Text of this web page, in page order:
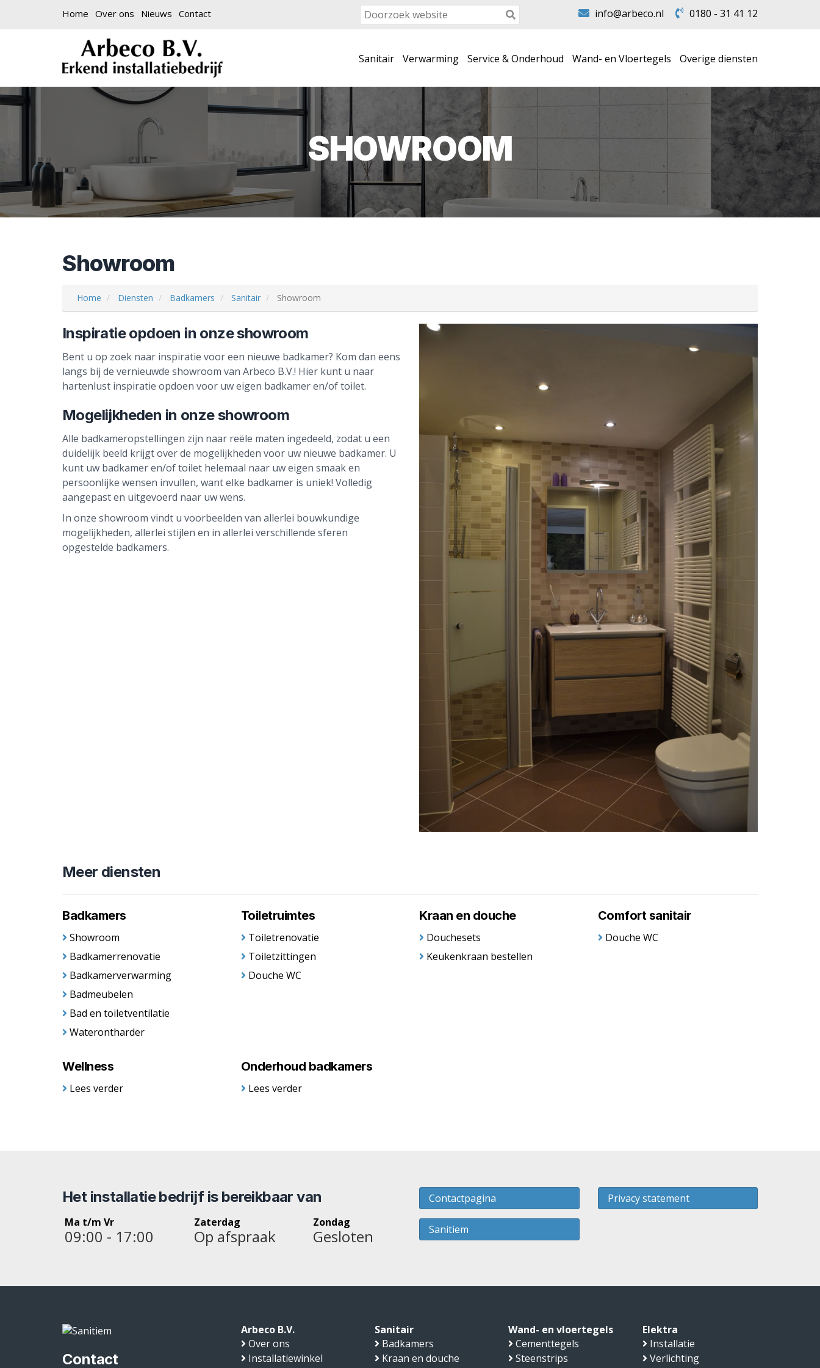
Home Over ons Nieuws Contact info@arbeco.nl 0180 - 31 41 12
Sanitair Verwarming Service & Onderhoud Wand- en Vloertegels Overige diensten
SHOWROOM
Showroom
Home Diensten Badkamers Sanitair Showroom
Inspiratie opdoen in onze showroom
Bent u op zoek naar inspiratie voor een nieuwe badkamer? Kom dan eens
langs bij de vernieuwde showroom van Arbeco B.V.! Hier kunt u naar
hartenlust inspiratie opdoen voor uw eigen badkamer en/of toilet.
Mogelijkheden in onze showroom
Alle badkameropstellingen zijn naar reële maten ingedeeld, zodat u een
duidelijk beeld krijgt over de mogelijkheden voor uw nieuwe badkamer. U
kunt uw badkamer en/of toilet helemaal naar uw eigen smaak en
persoonlijke wensen invullen, want elke badkamer is uniek! Volledig
aangepast en uitgevoerd naar uw wens.
In onze showroom vindt u voorbeelden van allerlei bouwkundige
mogelijkheden, allerlei stijlen en in allerlei verschillende sferen
opgestelde badkamers.
Meer diensten
Badkamers
Showroom
Badkamerrenovatie
Badkamerverwarming
Badmeubelen
Bad en toiletventilatie
Waterontharder
Toiletruimtes
Toiletrenovatie
Toiletzittingen
Douche WC
Kraan en douche
Douchesets
Keukenkraan bestellen
Comfort sanitair
Douche WC
Wellness
Lees verder
Onderhoud badkamers
Lees verder
Het installatie bedrijf is bereikbaar van
Ma t/m Vr
09:00 - 17:00
Zaterdag
Op afspraak
Zondag
Gesloten
Contactpagina
Sanitiem
Privacy statement
Contact
Arbeco B.V.
Over ons
Installatiewinkel
Sanitair
Badkamers
Kraan en douche
Wand- en vloertegels
Cementtegels
Steenstrips
Elektra
Installatie
Verlichting